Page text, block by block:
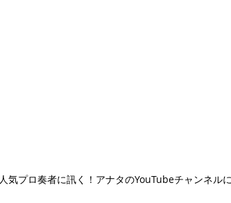
ロ奏者に訊く！アナタのYouTubeチャンネル